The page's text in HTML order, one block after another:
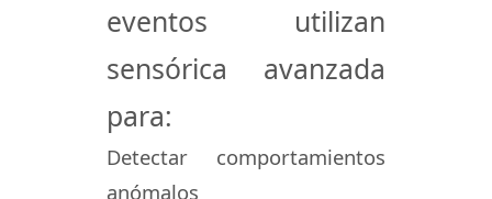
eventos utilizan
sensórica avanzada
para:
Detectar comportamientos
anómalos